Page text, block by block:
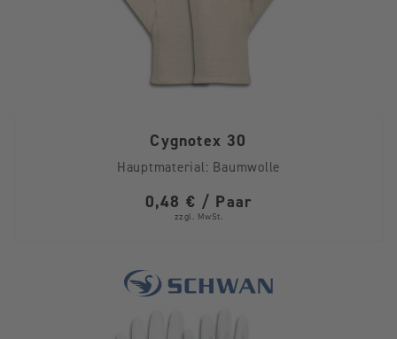
Cygnotex 30
Hauptmaterial: Baumwolle
0,48 € / Paar
zzgl. MwSt.